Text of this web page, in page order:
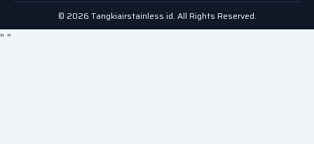
© 2026 Tangkiairstainless.id. All Rights Reserved.
" "